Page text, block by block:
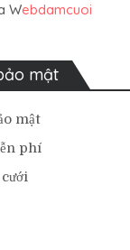
Webdamcuoi
mật
mật
phí